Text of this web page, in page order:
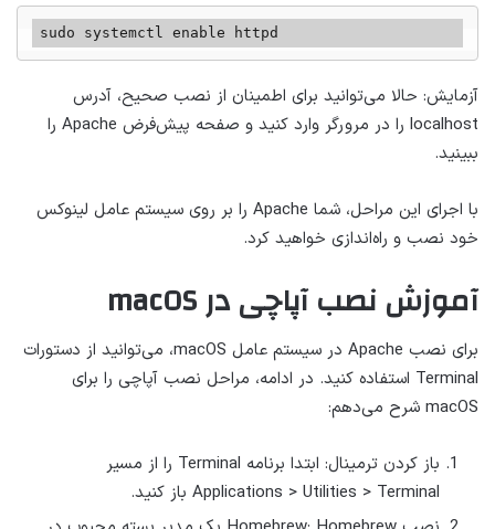
sudo systemctl enable httpd
آزمایش: حالا می‌توانید برای اطمینان از نصب صحیح، آدرس
localhost را در مرورگر وارد کنید و صفحه پیش‌فرض Apache را
ببینید.
با اجرای این مراحل، شما Apache را بر روی سیستم عامل لینوکس
خود نصب و راه‌اندازی خواهید کرد.
آموزش نصب آپاچی در macOS
برای نصب Apache در سیستم عامل macOS، می‌توانید از دستورات
Terminal استفاده کنید. در ادامه، مراحل نصب آپاچی را برای
macOS شرح می‌دهم:
باز کردن ترمینال: ابتدا برنامه Terminal را از مسیر
Applications > Utilities > Terminal باز کنید.